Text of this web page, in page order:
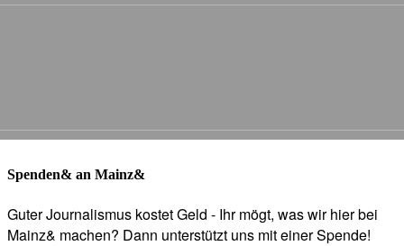
Spenden& an Mainz&
Guter Journalismus kostet Geld - Ihr mögt, was wir hier bei
Mainz& machen? Dann unterstützt uns mit einer Spende!